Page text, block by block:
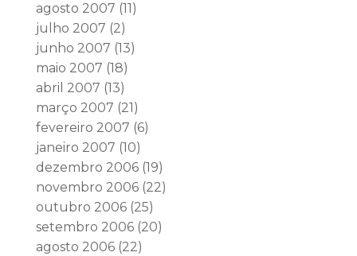
agosto 2007 (11)
julho 2007 (2)
junho 2007 (13)
maio 2007 (18)
abril 2007 (13)
março 2007 (21)
fevereiro 2007 (6)
janeiro 2007 (10)
dezembro 2006(19)
novembro 2006(22)
outubro 2006(25)
setembro 2006(20)
agosto 2006(22)